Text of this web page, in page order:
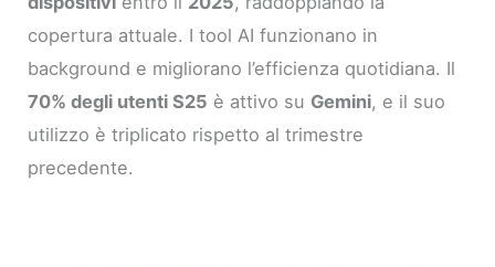
copertura attuale. I tool AI funzionano in
background e migliorano l’efficienza quotidiana. Il
70% degli utenti S25 è attivo su Gemini, e il suo
utilizzo è triplicato rispetto al trimestre
precedente.